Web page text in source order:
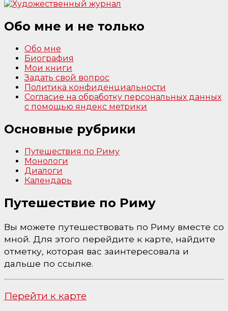
Обо мне и не только
Обо мне
Биография
Мои книги
Задать свой вопрос
Политика конфиденциальности
Согласие на обработку персональных данных
с помощью яндекс метрики
Основные рубрики
Путешествия по Риму
Монологи
Диалоги
Календарь
Путешествие по Риму
Вы можете путешествовать по Риму вместе со
мной. Для этого перейдите к карте, найдите
отметку, которая вас заинтересовала и
дальше по ссылке.
Перейти к карте